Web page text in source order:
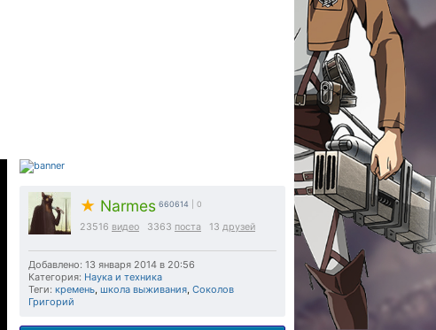
★ Narmes 660614 | 0
23516 видео 3363 поста 13 друзей
Добавлено: 13 января 2014 в 20:56
Категория: Наука и техника
Теги: кремень, школа выживания, Соколов
Григорий